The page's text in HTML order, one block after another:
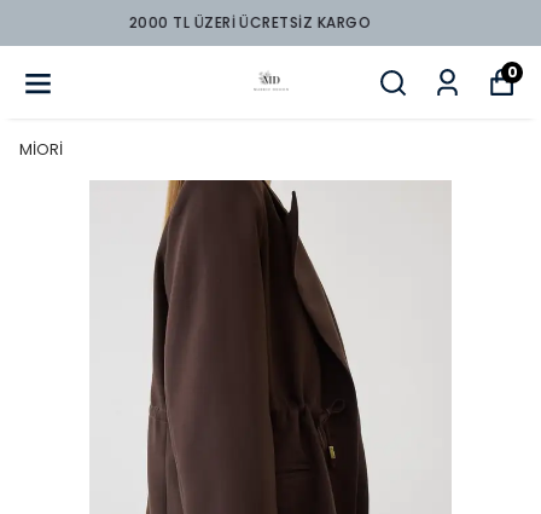
2000 TL ÜZERİ ÜCRETSİZ KARGO
0
MİORİ